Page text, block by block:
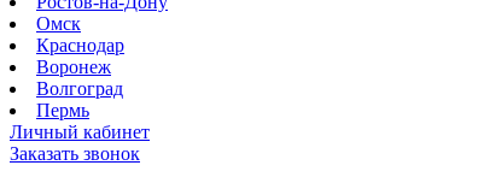
Омск
Краснодар
Воронеж
Волгоград
Пермь
Личный кабинет
Заказать звонок